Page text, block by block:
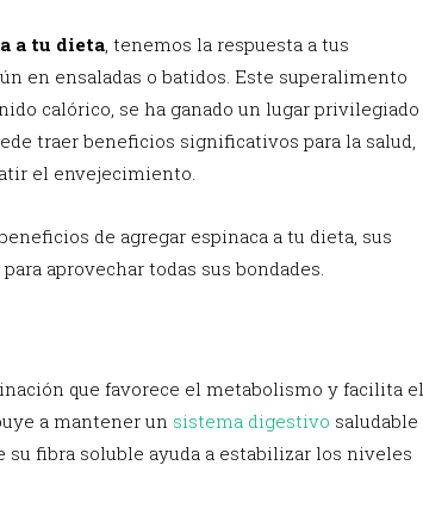
a tu dieta , tenemos la respuesta a tus
en ensaladas o batidos. Este superalimento
calórico, se ha ganado un lugar privilegiado
traer beneficios significativos para la salud,
el envejecimiento.
de agregar espinaca a tu dieta, sus
aprovechar todas sus bondades.
que favorece el metabolismo y facilita el
a mantener un sistema digestivo saludable
fibra soluble ayuda a estabilizar los niveles